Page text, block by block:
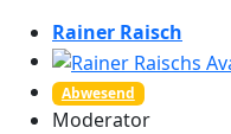
Rainer Raisch
Abwesend
Moderator